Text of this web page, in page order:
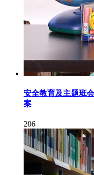
安全教育及主题班
案
206